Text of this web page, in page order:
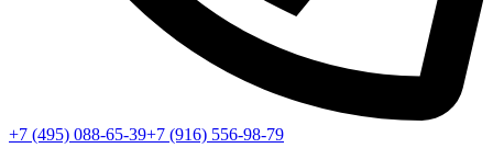
+7 (495) 088-65-39+7 (916) 556-98-79